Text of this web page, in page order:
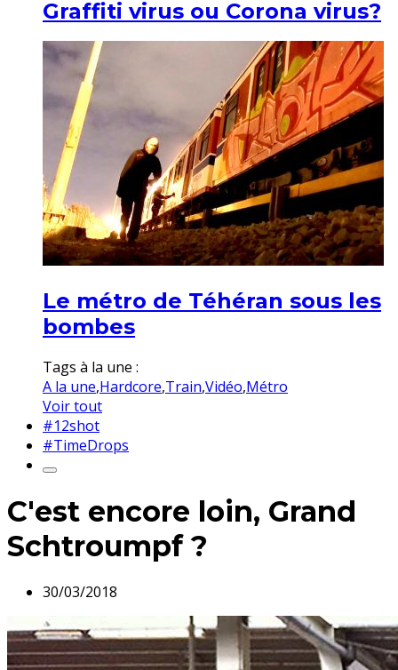
Graffiti virus ou Corona virus?
Le métro de Téhéran sous les
bombes
Tags à la une :
A la une,Hardcore,Train,Vidéo,Métro
Voir tout
#12shot
#TimeDrops
C'est encore loin, Grand
Schtroumpf ?
30/03/2018